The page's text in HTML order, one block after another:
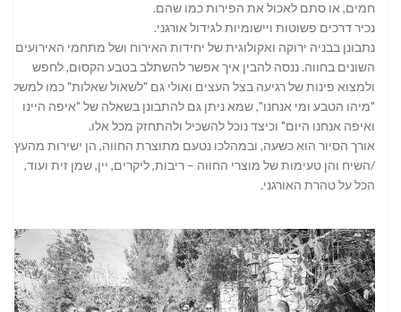
חמים, או סתם לאכול את הפירות כמו שהם.
נכיר דרכים פשוטות ויישומיות לגידול אורגני.
נתבונן בבניה ירוקה ואקולוגית של יחידות האירוח ושל מתחמי האירועים
השונים בחווה. ננסה להבין איך אפשר להשתלב בטבע הקסום, לחפש
ולמצוא פינות של רגיעה בצל העצים ואולי גם "לשאול שאלות" כמו למשל
"מיהו הטבע ומי אנחנו", שמא ניתן גם להתבונן בשאלה של "איפה היינו
ואיפה אנחנו היום" וכיצד נוכל להשכיל ולהתחזק מכל אלו.
אורך הסיור הוא כשעה, ובמהלכו נטעם מתוצרת החווה, הן ישירות מהעץ
/השיח והן טעימות של מוצרי החווה – ריבות, ליקרים, יין, שמן זית ועוד,
הכל על טהרת האורגני.